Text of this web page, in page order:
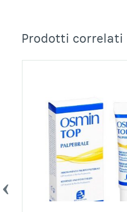
Prodotti correlati